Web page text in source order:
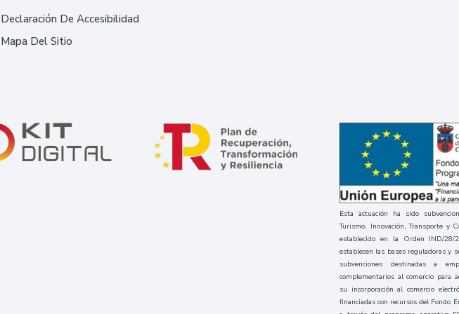
Declaración De Accesibilidad
Mapa Del Sitio
Esta actuación ha sido
Turismo, Innovación, Transporte y
establecido en la Orden IND/
establecen las bases reguladoras y
subvenciones destinadas a
complementarios al comercio para
su incorporación al comercio
financiadas con recursos del Fondo